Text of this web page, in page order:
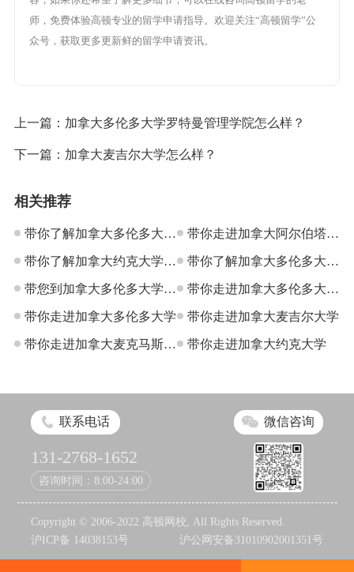
师，免费体验高顿专业的留学申请指导。欢迎关注“高顿留学”公
众号，获取更多更新鲜的留学申请资讯。
上一篇： 加拿大多伦多大学罗特曼管理学院怎么样？
下一篇： 加拿大麦吉尔大学怎么样？
相关推荐
带你了解加拿大多伦多大学
士嘉堡校区本科双录取
带你走进加拿大阿尔伯塔大
学
带你了解加拿大约克大学本
科双录取
带你了解加拿大多伦多大学
国际预科课程
带您到加拿大多伦多大学罗
特曼管理学院
带你走进加拿大多伦多大学
预备学院
带你走进加拿大多伦多大学 带你走进加拿大麦吉尔大学
带你走进加拿大麦克马斯特 带你走进加拿大约克大学
联系电话
131-2768-1652
咨询时间：8:00-24:00
微信咨询
Copyright © 2006-2022 高顿网校, All Rights Reserved.
沪ICP备 14038153号
沪公网安备31010902001351号